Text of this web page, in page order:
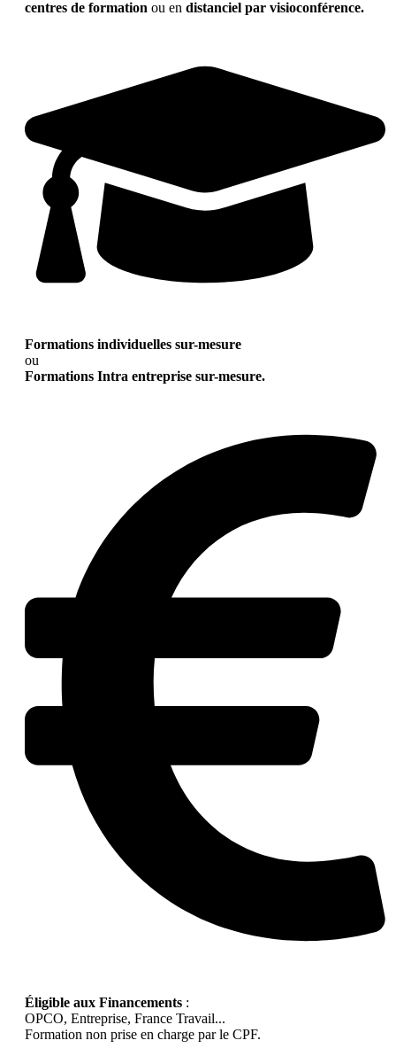
centres de formation ou en distanciel par visioconférence.
Formations individuelles sur-mesure
ou
Formations Intra entreprise sur-mesure.
Éligible aux Financements :
OPCO, Entreprise, France Travail...
Formation non prise en charge par le CPF.